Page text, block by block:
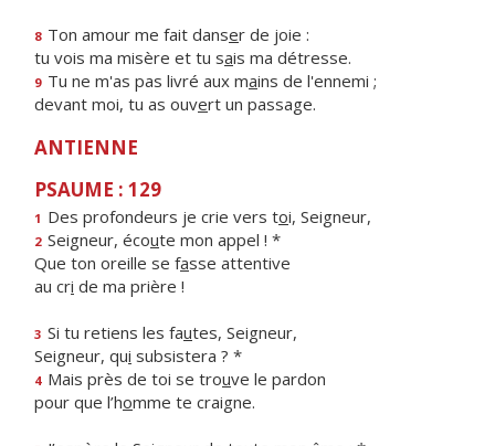
8 Ton amour me fait danser de joie :
tu vois ma misère et tu sais ma détresse.
9 Tu ne m'as pas livré aux mains de l'ennemi ;
devant moi, tu as ouvert un passage.
ANTIENNE
PSAUME : 129
1 Des profondeurs je crie vers toi, Seigneur,
2 Seigneur, écoute mon appel ! *
Que ton oreille se fasse attentive
au cri de ma prière !
3 Si tu retiens les fautes, Seigneur,
Seigneur, qui subsistera ? *
4 Mais près de toi se trouve le pardon
pour que l’homme te craigne.